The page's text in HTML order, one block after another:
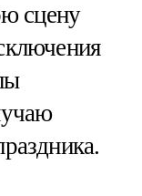
сцену